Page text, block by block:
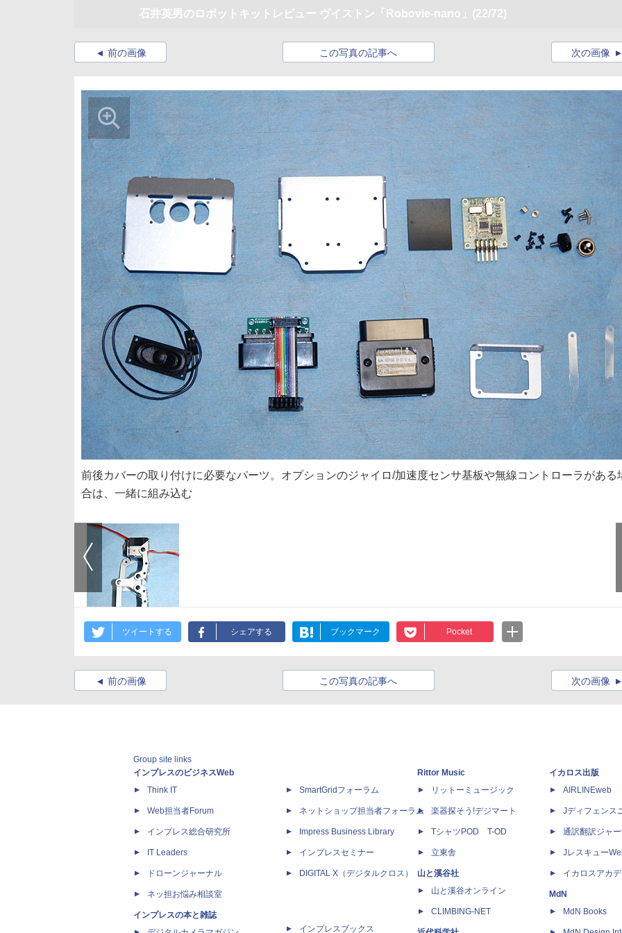
石井英男のロボットキットレビュー ヴイストン「Robovie-nano」 (22/72)
前の画像 この写真の記事へ 次の画像
前後カバーの取り付けに必要なパーツ。オプションのジャイロ/加速度センサ基板や無線コントローラがある
合は、一緒に組み込む
ツイートする シェアする ブックマーク Pocket
前の画像 この写真の記事へ 次の画像
Group site links
インプレスのビジネスWeb
Think IT
Web担当者Forum
インプレス総合研究所
IT Leaders
ドローンジャーナル
ネッ担お悩み相談室
インプレスの本と雑誌
SmartGridフォーラム
ネットショップ担当者フォーラム
Impress Business Library
インプレスセミナー
DIGITAL X（デジタルクロス）
インプレスブックス
Rittor Music
リットーミュージック
楽器探そう!デジマート
TシャツPOD T-OD
立東舎
山と溪谷社
山と溪谷オンライン
CLIMBING-NET
イカロス出版
AIRLINEweb
Jディフェンス
通訳翻訳ジャ
Jレスキュー
イカロスアカ
MdN
MdN Books